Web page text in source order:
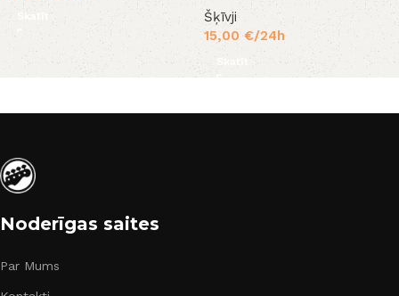
Skatīt
Šķīvji
15,00 €/24h
Noderīgas saites
Par Mums